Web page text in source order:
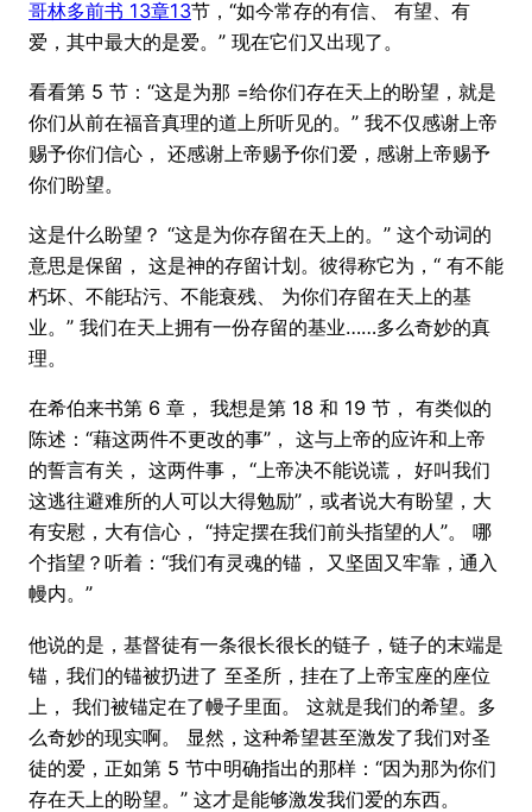
哥林多前书 13章13节，“如今常存的有信、 有望、有
爱，其中最大的是爱。” 现在它们又出现了。
看看第 5 节：“这是为那 =给你们存在天上的盼望，就是
你们从前在福音真理的道上所听见的。” 我不仅感谢上帝
赐予你们信心， 还感谢上帝赐予你们爱，感谢上帝赐予
你们盼望。
这是什么盼望？ “这是为你存留在天上的。” 这个动词的
意思是保留， 这是神的存留计划。彼得称它为，“ 有不能
朽坏、不能玷污、不能衰残、 为你们存留在天上的基
业。” 我们在天上拥有一份存留的基业……多么奇妙的真
理。
在希伯来书第 6 章， 我想是第 18 和 19 节， 有类似的
陈述：“藉这两件不更改的事”， 这与上帝的应许和上帝
的誓言有关， 这两件事， “上帝决不能说谎， 好叫我们
这逃往避难所的人可以大得勉励”，或者说大有盼望，大
有安慰，大有信心， “持定摆在我们前头指望的人”。 哪
个指望？听着：“我们有灵魂的锚， 又坚固又牢靠，通入
幔内。”
他说的是，基督徒有一条很长很长的链子，链子的末端是
锚，我们的锚被扔进了 至圣所，挂在了上帝宝座的座位
上， 我们被锚定在了幔子里面。 这就是我们的希望。多
么奇妙的现实啊。 显然，这种希望甚至激发了我们对圣
徒的爱，正如第 5 节中明确指出的那样：“因为那为你们
存在天上的盼望。” 这才是能够激发我们爱的东西。